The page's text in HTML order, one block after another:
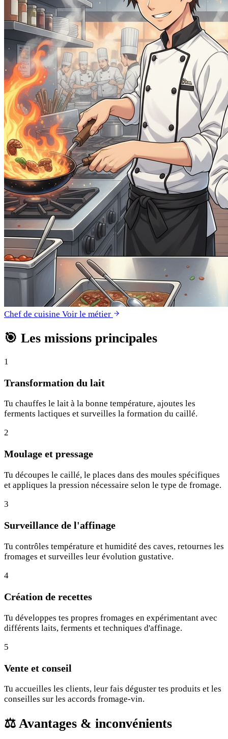
Chef de cuisine Voir le métier
🎯 Les missions principales
1
Transformation du lait
Tu chauffes le lait à la bonne température, ajoutes les
ferments lactiques et surveilles la formation du caillé.
2
Moulage et pressage
Tu découpes le caillé, le places dans des moules spécifiques
et appliques la pression nécessaire selon le type de fromage.
3
Surveillance de l'affinage
Tu contrôles température et humidité des caves, retournes les
fromages et surveilles leur évolution gustative.
4
Création de recettes
Tu développes tes propres fromages en expérimentant avec
différents laits, ferments et techniques d'affinage.
5
Vente et conseil
Tu accueilles les clients, leur fais déguster tes produits et les
conseilles sur les accords fromage-vin.
⚖️ Avantages & inconvénients